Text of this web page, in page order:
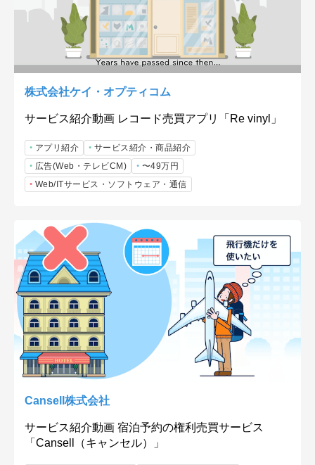
株式会社ケイ・オプティコム
サービス紹介動画 レコード売買アプリ「Re vinyl」
アプリ紹介
サービス紹介・商品紹介
広告(Web・テレビCM)
〜49万円
Web/ITサービス・ソフトウェア・通信
Cansell株式会社
サービス紹介動画 宿泊予約の権利売買サービス
「Cansell（キャンセル）」